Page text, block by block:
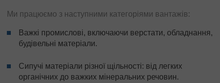
Ми працюємо з наступними категоріями вантажів:
Важкі промислові, включаючи верстати, обладнання,
будівельні матеріали.
Сипучі матеріали різної щільності: від легких
органічних до важких мінеральних речовин.